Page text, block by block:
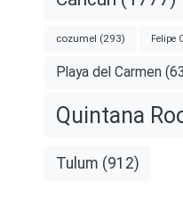
cozumel (293) Felipe
Playa del Carmen
Quintana
Tulum (912)